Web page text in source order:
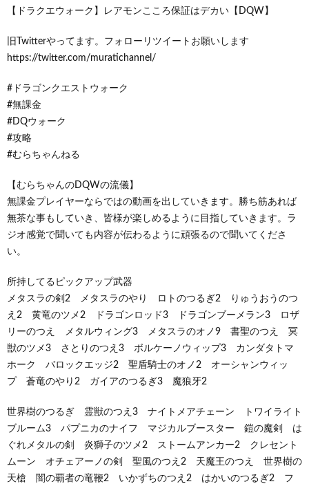
【ドラクエウォーク】レアモンこころ保証はデカい【DQW】
旧Twitterやってます。フォローリツイートお願いします
https://twitter.com/muratichannel/
#ドラゴンクエストウォーク
#無課金
#DQウォーク
#攻略
#むらちゃんねる
【むらちゃんのDQWの流儀】
無課金プレイヤーならではの動画を出していきます。勝ち筋あれば
無茶な事もしていき、皆様が楽しめるように目指していきます。ラ
ジオ感覚で聞いても内容が伝わるように頑張るので聞いてくださ
い。
所持してるピックアップ武器
メタスラの剣2 メタスラのやり ロトのつるぎ2 りゅうおうのつ
え2 黄竜のツメ2 ドラゴンロッド3 ドラゴンブーメラン3 ロザ
リーのつえ メタルウィング3 メタスラのオノ9 書聖のつえ 冥
獣のツメ3 さとりのつえ3 ボルケーノウィップ3 カンダタトマ
ホーク バロックエッジ2 聖盾騎士のオノ2 オーシャンウィッ
プ 蒼竜のやり2 ガイアのつるぎ3 魔狼牙2
世界樹のつるぎ 霊獣のつえ3 ナイトメアチェーン トワイライト
ブルーム3 パプニカのナイフ マジカルブースター 鎧の魔剣 は
ぐれメタルの剣 炎獅子のツメ2 ストームアンカー2 クレセント
ムーン オチェアーノの剣 聖風のつえ2 天魔王のつえ 世界樹の
天槍 闇の覇者の竜鞭2 いかずちのつえ2 はかいのつるぎ2 フ